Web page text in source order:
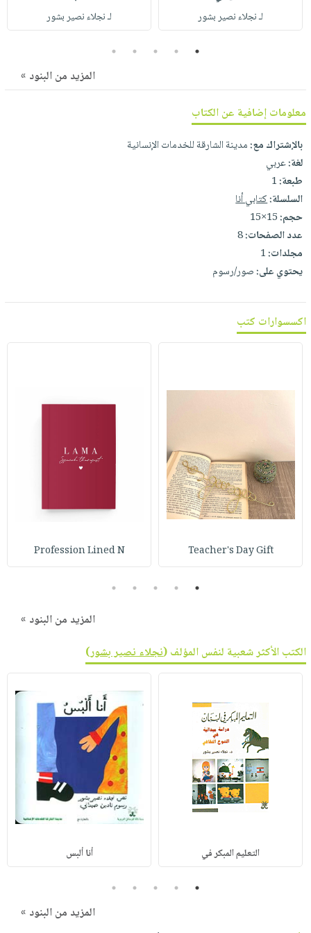
أطفال
فيديوهات
أسئلة
خدمات
نيل
وفرات
انشر
كتابك
تواصل
معنا
الإصدارات
لـ نجلاء نصير بشور
لـ نجلاء نصير بشور
1
2
3
4
5
المزيد من البنود »
معلومات إضافية عن الكتاب
بالإشتراك مع:مدينة الشارقة للخدمات الإنسانية
لغة:عربي
طبعة:1
السلسلة:كتابي أنا
حجم:15×15
عدد الصفحات:8
مجلدات:1
يحتوي على:صور/رسوم
اكسسوارات كتب
Teacher's Day Gift
Profession Lined N
1
2
3
4
5
المزيد من البنود »
الكتب الأكثر شعبية لنفس المؤلف (نجلاء نصير بشور)
التعليم المبكر في أنا ألبس
1
2
3
4
5
المزيد من البنود »